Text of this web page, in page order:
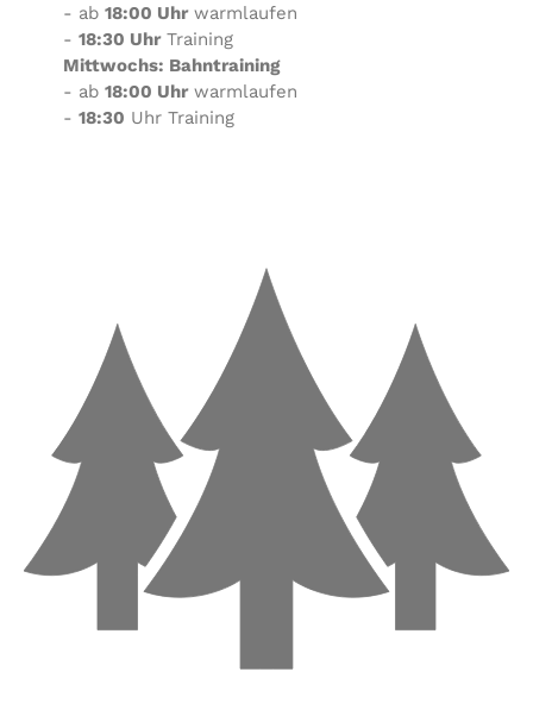
- ab 18:00 Uhrwarmlaufen
- 18:30 UhrTraining
Mittwochs: Bahntraining
- ab 18:00 Uhrwarmlaufen
- 18:30 Uhr Training